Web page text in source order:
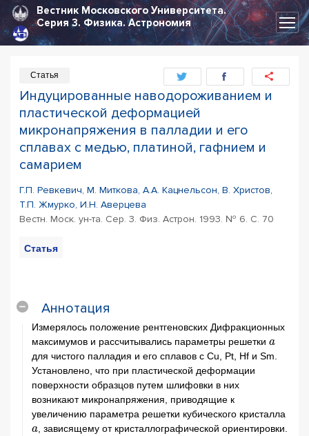
Вестник Московского Университета.
Серия 3. Физика. Астрономия
Статья
Индуцированные наводороживанием и
пластической деформацией
микронапряжения в палладии и его
сплавах с медью, платиной, гафнием и
самарием
Г.П. Ревкевич, М. Миткова, А.А. Кацнельсон, В. Христов,
Т.П. Жмурко, И.Н. Аверцева
Вестн. Моск. ун-та. Сер. 3. Физ. Астрон. 1993. № 6. С. 70
Статья
Аннотация
Измерялось положение рентгеновских Дифракционных
максимумов и рассчитывались параметры решетки a
для чистого палладия и его сплавов с Cu, Pt, Hf и Sm.
Установлено, что при пластической деформации
поверхности образцов путем шлифовки в них
возникают микронапряжения, приводящие к
увеличению параметра решетки кубического кристалла
a , зависящему от кристаллографической ориентировки.